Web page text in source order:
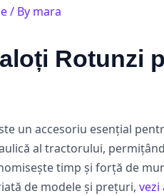
/ By mara
Rotunzi
un accesoriu esențial
al tractorului,
timp și forță de
de modele și prețuri, vezi